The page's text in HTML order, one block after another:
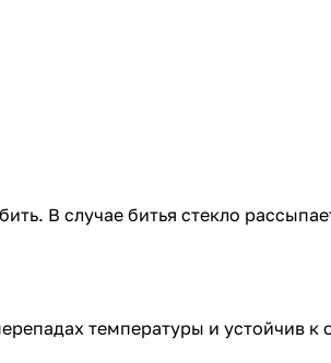
В случае битья стекло
температуры и устойчив к